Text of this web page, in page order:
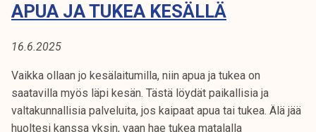
k
n
t
a
APUA JA TUKEA KESÄLLÄ
16.6.2025
Vaikka ollaan jo kesälaitumilla, niin apua ja tukea on
saatavilla myös läpi kesän. Tästä löydät paikallisia ja
valtakunnallisia palveluita, jos kaipaat apua tai tukea. Älä jää
huoltesi kanssa yksin, vaan hae tukea matalalla